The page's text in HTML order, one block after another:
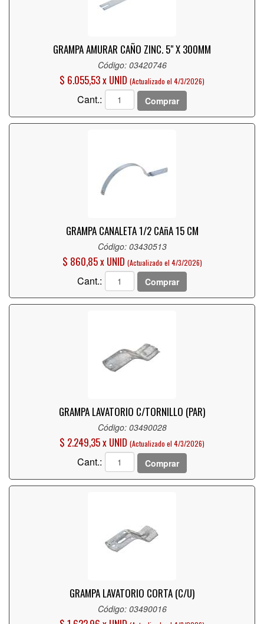
GRAMPA AMURAR CAÑO ZINC. 5" X 300MM
Código: 03420746
$ 6.055,53 x UNID (Actualizado el 4/3/2026)
Cant.: Comprar
GRAMPA CANALETA 1/2 CAñA 15 CM
Código: 03430513
$ 860,85 x UNID (Actualizado el 4/3/2026)
Cant.: Comprar
GRAMPA LAVATORIO C/TORNILLO (PAR)
Código: 03490028
$ 2.249,35 x UNID (Actualizado el 4/3/2026)
Cant.: Comprar
GRAMPA LAVATORIO CORTA (C/U)
Código: 03490016